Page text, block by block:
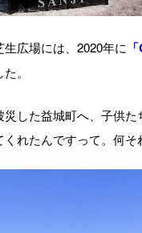
広場には、2020年に
。
した益城町へ、子供た
れたんですって。何そ